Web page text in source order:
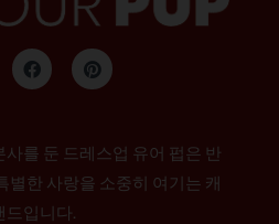
F
a
c
o
o
k
P
i
n
r
e
s
t
를 둔 드레스업 유어 펍은 반
별한 사랑을 소중히 여기는 캐
드입니다.